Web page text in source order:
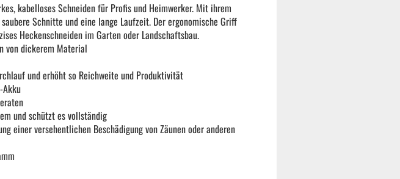
kabelloses Schneiden für Profis und Heimwerker. Mit ihrem
Schnitte und eine lange Laufzeit. Der ergonomische Griff
Heckenschneiden im Garten oder Landschaftsbau.
von dickerem Material
und erhöht so Reichweite und Produktivität
Akku
und schützt es vollständig
einer versehentlichen Beschädigung von Zäunen oder anderen